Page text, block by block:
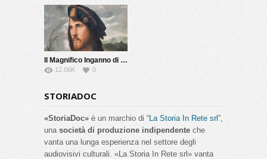
Il Magnifico Inganno di Cesare Borgia
12.06K 0
STORIADOC
«StoriaDoc» è un marchio di “La Storia In Rete srl”,
una società di produzione indipendente che
vanta una lunga esperienza nel settore degli
audiovisivi culturali. «La Storia In Rete srl» vanta